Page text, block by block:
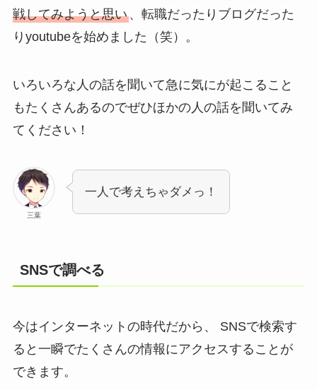
戦してみようと思い、転職だったりブログだった
りyoutubeを始めました（笑）。
いろいろな人の話を聞いて急に気にが起こること
もたくさんあるのでぜひほかの人の話を聞いてみ
てください！
三葉
一人で考えちゃダメっ！
SNSで調べる
今はインターネットの時代だから、 SNSで検索す
ると一瞬でたくさんの情報にアクセスすることが
できます。